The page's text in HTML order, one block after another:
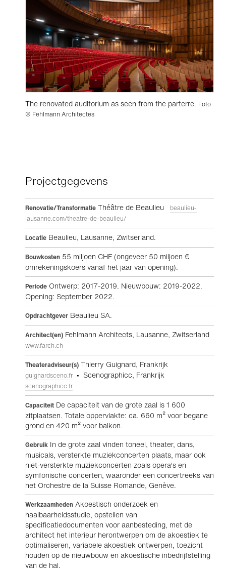
The renovated auditorium as seen from the parterre. Foto
© Fehlmann Architectes
Projectgegevens
Renovatie/Transformatie Théâtre de Beaulieu
beaulieu-
lausanne.com/theatre-de-beaulieu/
Locatie Beaulieu, Lausanne, Zwitserland.
Bouwkosten 55 miljoen CHF (ongeveer 50 miljoen €
omrekeningskoers vanaf het jaar van opening).
Periode Ontwerp: 2017-2019. Nieuwbouw: 2019-2022.
Opening: September 2022.
Opdrachtgever Beaulieu SA.
Architect(en) Fehlmann Architects, Lausanne, Zwitserland
www.farch.ch
Theateradviseur(s) Thierry Guignard, Frankrijk
guignardsceno.fr • Scenographicc, Frankrijk
scenographicc.fr
Capaciteit De capaciteit van de grote zaal is 1 600
zitplaatsen. Totale oppervlakte: ca. 660 m² voor begane
grond en 420 m² voor balkon.
Gebruik In de grote zaal vinden toneel, theater, dans,
musicals, versterkte muziekconcerten plaats, maar ook
niet-versterkte muziekconcerten zoals opera's en
symfonische concerten, waaronder een concertreeks van
het Orchestre de la Suisse Romande, Genève.
Werkzaamheden Akoestisch onderzoek en
haalbaarheidsstudie, opstellen van
specificatiedocumenten voor aanbesteding, met de
architect het interieur herontwerpen om de akoestiek te
optimaliseren, variabele akoestiek ontwerpen, toezicht
houden op de nieuwbouw en akoestische inbedrijfstelling
van de hal.